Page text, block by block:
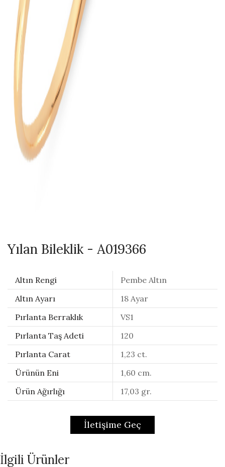
Yılan Bileklik - A019366
Altın Rengi
Pembe Altın
Altın Ayarı
18 Ayar
Pırlanta Berraklık
VS1
Pırlanta Taş Adeti
120
Pırlanta Carat
1,23 ct.
Ürünün Eni
1,60 cm.
Ürün Ağırlığı
17,03 gr.
İletişime Geç
İlgili Ürünler